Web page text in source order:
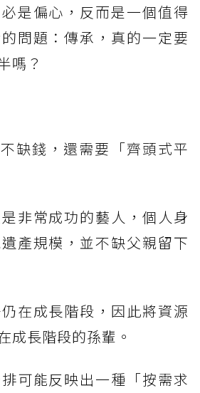
是偏心，反而是一個值得
問題：傳承，真的一定要
嗎？
缺錢，還需要「齊頭式平
非常成功的藝人，個人身
產規模，並不缺父親留下
在成長階段，因此將資源
成長階段的孫輩。
可能反映出一種「按需求